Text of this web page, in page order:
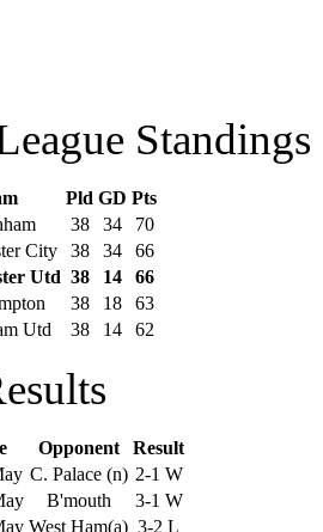
Standings
Pld GD Pts
38 34
70
City 38 34
66
Utd 38 14
66
38 18
63
Utd 38 14 62
Opponent
Result
C. Palace (n) 2-1 W
B'mouth
3-1 W
West Ham(a) 3-2 L